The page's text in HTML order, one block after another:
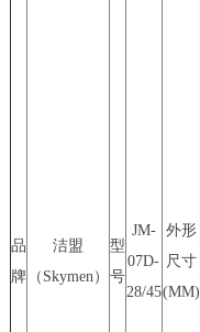
品
牌
洁盟
（Skymen）
型
号
JM-
07D-
28/45
外形
尺寸
(MM)